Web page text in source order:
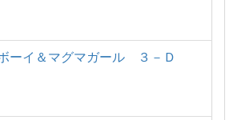
ーイ＆マグマガール ３－Ｄ